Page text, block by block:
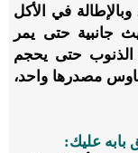
في الأكل
جانبية حتى يمر
الذنوب حتى يحجم
مصدرها واحد،
بابه عليك: